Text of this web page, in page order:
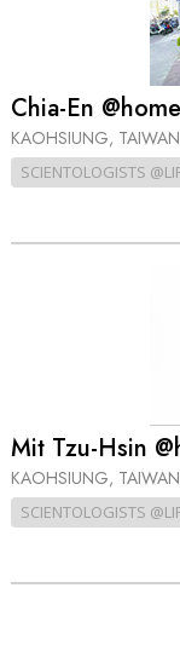
Chia-En
KAOHSIUNG, TAIWAN
SCIENTOLOGISTS
Mit Tzu-Hsin
KAOHSIUNG, TAIWAN
SCIENTOLOGISTS